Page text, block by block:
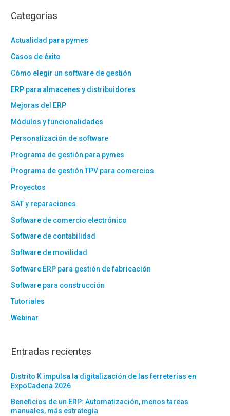
Categorías
Actualidad para pymes
Casos de éxito
Cómo elegir un software de gestión
ERP para almacenes y distribuidores
Mejoras del ERP
Módulos y funcionalidades
Personalización de software
Programa de gestión para pymes
Programa de gestión TPV para comercios
Proyectos
SAT y reparaciones
Software de comercio electrónico
Software de contabilidad
Software de movilidad
Software ERP para gestión de fabricación
Software para construcción
Tutoriales
Webinar
Entradas recientes
Distrito K impulsa la digitalización de las ferreterías en
ExpoCadena 2026
Beneficios de un ERP: Automatización, menos tareas
manuales, más estrategia